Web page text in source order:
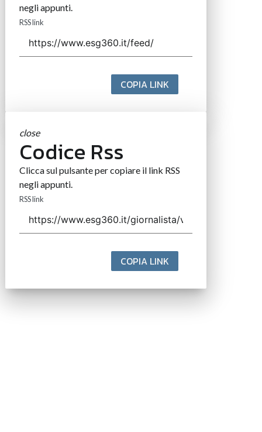
negli appunti.
RSS link
COPIA LINK
close
Codice Rss
Clicca sul pulsante per copiare il link RSS
negli appunti.
RSS link
COPIA LINK